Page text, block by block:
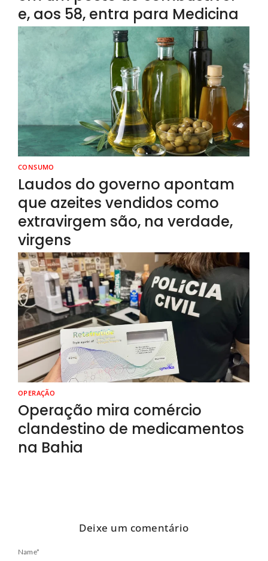
e, aos 58, entra para Medicina
CONSUMO
Laudos do governo apontam
que azeites vendidos como
extravirgem são, na verdade,
virgens
OPERAÇÃO
Operação mira comércio
clandestino de medicamentos
na Bahia
Deixe um comentário
Name*